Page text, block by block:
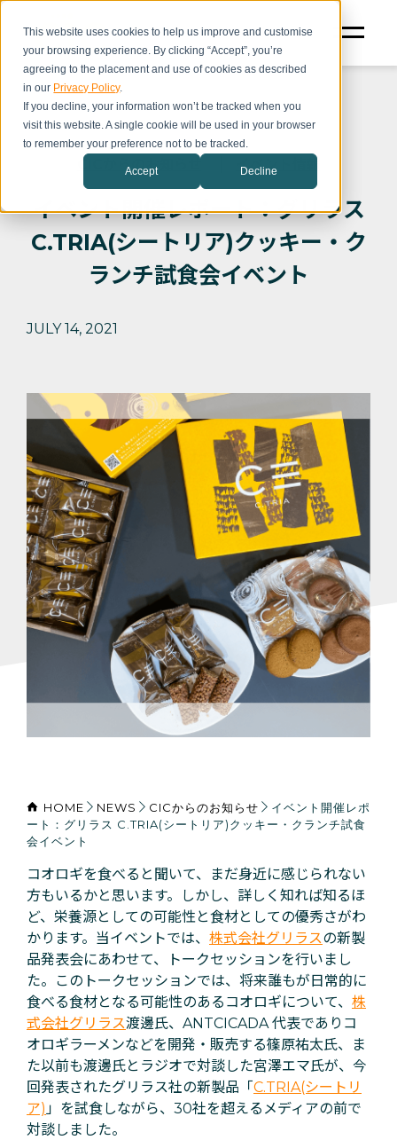
This website uses cookies to help us improve and customise
your browsing experience. By clicking “Accept”, you’re
agreeing to the placement and use of cookies as described
in our Privacy Policy.
If you decline, your information won’t be tracked when you
visit this website. A single cookie will be used in your browser
to remember your preference not to be tracked.
Accept Decline
CICからのお知らせ イベント情報
イベント開催レポート：グリラス
C.TRIA(シートリア)クッキー・ク
ランチ試食会イベント
JULY 14, 2021
HOME NEWS CICからのお知らせ
イベント開催レポ
ート：グリラス C.TRIA(シートリア)クッキー・クランチ試食
会イベント
コオロギを食べると聞いて、まだ身近に感じられない
方もいるかと思います。しかし、詳しく知れば知るほ
ど、栄養源としての可能性と食材としての優秀さがわ
かります。当イベントでは、 株式会社グリラスの新製
品発表会にあわせて、トークセッションを行いまし
た。このトークセッションでは、将来誰もが日常的に
食べる食材となる可能性のあるコオロギについて、 株
式会社グリラス渡邊氏、ANTCICADA 代表でありコ
オロギラーメンなどを開発・販売する篠原祐太氏、ま
た以前も渡邊氏とラジオで対談した宮澤エマ氏が、今
回発表されたグリラス社の新製品「C.TRIA(シートリ
ア)」を試食しながら、30社を超えるメディアの前で
対談しました。